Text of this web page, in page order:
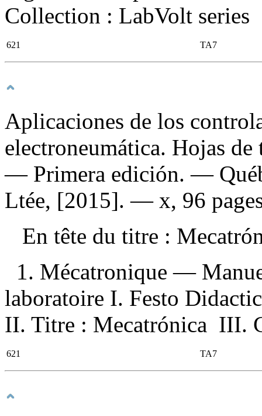
Collection : LabVolt series
621 TA7
Aplicaciones de los
electroneumática. Hojas
— Primera edición. —
Ltée, [2015]. — x, 96
En tête du titre :
1. Mécatronique —
laboratoire I. Festo
II. Titre : Mecatrónica III.
621 TA7